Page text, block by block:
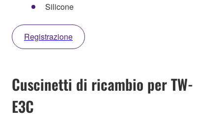
Silicone
Registrazione
Cuscinetti di ricambio per TW-
E3C